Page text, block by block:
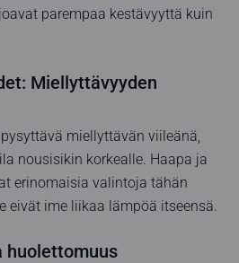
parempaa kestävyyttä kuin
Miellyttävyyden
miellyttävän viileänä,
nousisikin korkealle. Haapa ja
erinomaisia valintoja tähän
eivät ime liikaa lämpöä itseensä.
huolettomuus